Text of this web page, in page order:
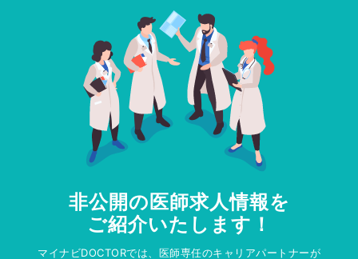
非公開の医師求人情報を
ご紹介いたします！
マイナビDOCTORでは、医師専任のキャリアパートナーが